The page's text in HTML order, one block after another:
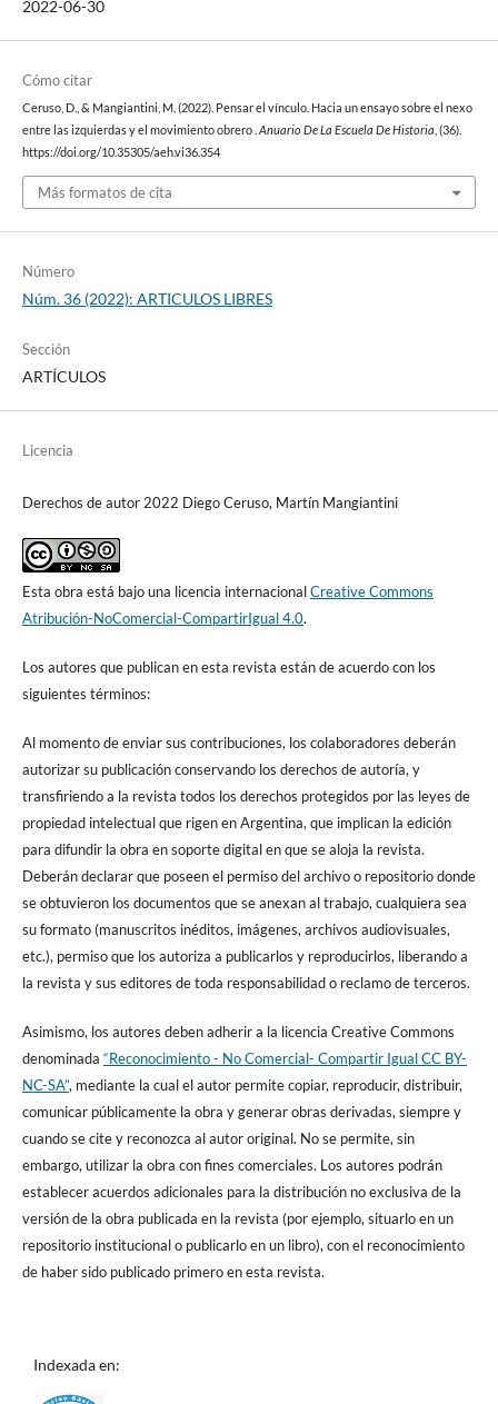
2022-06-30
Cómo citar
Ceruso, D., & Mangiantini, M. (2022). Pensar el vínculo. Hacia un ensayo sobre el nexo
entre las izquierdas y el movimiento obrero . Anuario De La Escuela De Historia , (36).
https://doi.org/10.35305/aeh.vi36.354
Más formatos de cita
Número
Núm. 36 (2022): ARTICULOS LIBRES
Sección
ARTÍCULOS
Licencia
Derechos de autor 2022 Diego Ceruso, Martín Mangiantini
Esta obra está bajo una licencia internacionalCreative Commons
Atribución-NoComercial-CompartirIgual 4.0.
Los autores que publican en esta revista están de acuerdo con los
siguientes términos:
Al momento de enviar sus contribuciones, los colaboradores deberán
autorizar su publicación conservando los derechos de autoría, y
transfiriendo a la revista todos los derechos protegidos por las leyes de
propiedad intelectual que rigen en Argentina, que implican la edición
para difundir la obra en soporte digital en que se aloja la revista.
Deberán declarar que poseen el permiso del archivo o repositorio donde
se obtuvieron los documentos que se anexan al trabajo, cualquiera sea
su formato (manuscritos inéditos, imágenes, archivos audiovisuales,
etc.), permiso que los autoriza a publicarlos y reproducirlos, liberando a
la revista y sus editores de toda responsabilidad o reclamo de terceros.
Asimismo, los autores deben adherir a la licencia Creative Commons
denominada “Reconocimiento - No Comercial- Compartir Igual CC BY-
NC-SA”, mediante la cual el autor permite copiar, reproducir, distribuir,
comunicar públicamente la obra y generar obras derivadas, siempre y
cuando se cite y reconozca al autor original. No se permite, sin
embargo, utilizar la obra con fines comerciales. Los autores podrán
establecer acuerdos adicionales para la distribución no exclusiva de la
versión de la obra publicada en la revista (por ejemplo, situarlo en un
repositorio institucional o publicarlo en un libro), con el reconocimiento
de haber sido publicado primero en esta revista.
Indexada en: